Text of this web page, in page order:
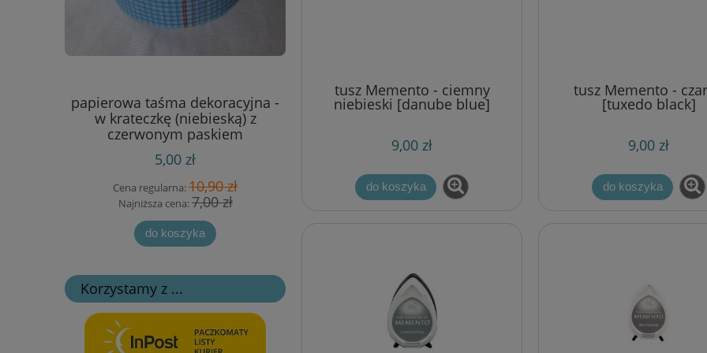
papierowa taśma dekoracyjna -
w krateczkę (niebieską) z
czerwonym paskiem
5,00 zł
Cena regularna:10,90 zł
Najniższa cena:7,00 zł
do koszyka
wykrojnik Marianne Design -
zastawa [LR0315]
Cena regularna:22,50 zł
Najniższa cena:22,50 zł
papierowa taśma
w znaczki pocztowe
Cena regularna:10,90 zł
Najniższa cena:7,00 zł
Korzystamy z ...
tusz Memento - ciemny
niebieski [danube blue]
9,00 zł
do koszyka
tusz Memento -
[tuxedo black]
9,00 zł
do koszyka